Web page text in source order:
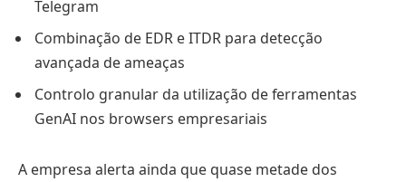
Telegram
Combinação de EDR e ITDR para detecção
avançada de ameaças
Controlo granular da utilização de ferramentas
GenAI nos browsers empresariais
A empresa alerta ainda que quase metade dos